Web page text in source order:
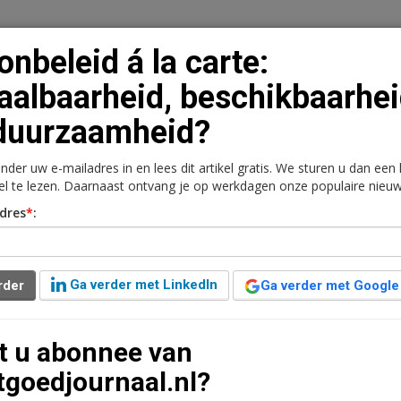
Vacaturebank Contact
Kantoren Retail Logistiek Juridisch | Fiscaal
rapporten verschenen die nog eens
prestatieafspraken niet tot de gewenste
á la carte:
uw e-mailadres in en lees dit artikel gratis. We sturen u dan een
te lezen. Daarnaast ontvang je op werkdagen onze populaire
*:
Ga verder met LinkedIn Ga verder met Google
u abonnee van